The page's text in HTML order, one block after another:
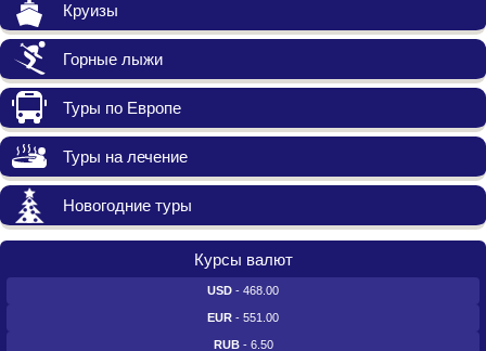
Круизы
Горные лыжи
Туры по Европе
Туры на лечение
Новогодние туры
Курсы валют
USD - 468.00
EUR - 551.00
RUB- 6.50